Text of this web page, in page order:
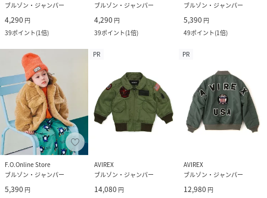
ブルゾン・ジャンパー
4,290 円
39ポイント(1倍)
ブルゾン・ジャンパー
4,290 円
39ポイント(1倍)
ブルゾン・ジャンパー
5,390 円
49ポイント(1倍)
F.O.Online Store
ブルゾン・ジャンパー
5,390 円
PR
AVIREX
ブルゾン・ジャンパー
14,080 円
PR
AVIREX
ブルゾン・ジャンパー
12,980 円